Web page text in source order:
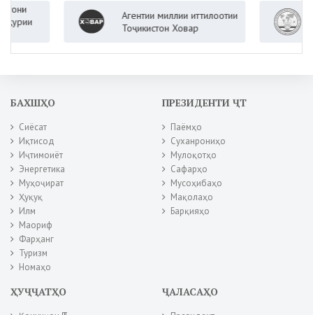
Агентии миллии иттилоотии
Тоҷикистон Ховар
БАХШҲО
Сиёсат
Иқтисод
Иҷтимоиёт
Энергетика
Муҳоҷират
Ҳуқуқ
Илм
Маориф
Фарҳанг
Туризм
Номаҳо
ПРЕЗИДЕНТИ ҶТ
Паёмҳо
Суханрониҳо
Мулоқотҳо
Сафарҳо
Мусоҳибаҳо
Мақолаҳо
Барқияҳо
ҲУҶҶАТҲО ҶАЛАСАҲО